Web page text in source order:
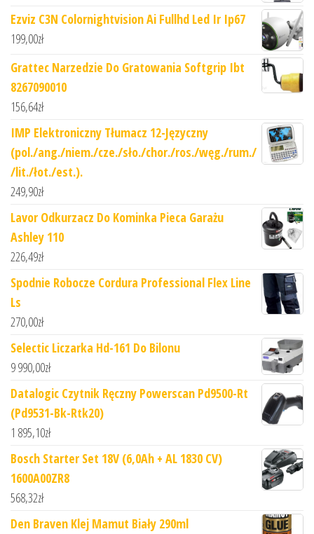
Ezviz C3N Colornightvision Ai Fullhd Led Ir Ip67
199,00zł
Grattec Narzedzie Do Gratowania Softgrip Ibt
8267090010
156,64zł
IMP Elektroniczny Tłumacz 12-Języczny
(pol./ang./niem./cze./sło./chor./ros./węg./rum./
/lit./łot./est.).
249,90zł
Lavor Odkurzacz Do Kominka Pieca Garażu
Ashley 110
226,49zł
Spodnie Robocze Cordura Professional Flex Line
Ls
270,00zł
Selectic Liczarka Hd-161 Do Bilonu
9 990,00zł
Datalogic Czytnik Ręczny Powerscan Pd9500-Rt
(Pd9531-Bk-Rtk20)
1 895,10zł
Bosch Starter Set 18V (6,0Ah + AL 1830 CV)
1600A00ZR8
568,32zł
Den Braven Klej Mamut Biały 290ml